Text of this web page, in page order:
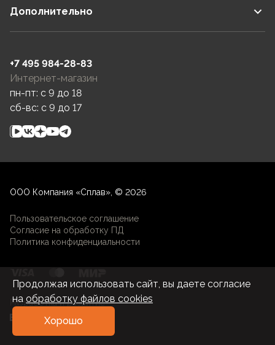
Дополнительно
+7 495 984-28-83
Интернет-магазин
пн-пт: c 9 до 18
сб-вс: c 9 до 17
ООО Компания «Сплав», © 2026
Пользовательское соглашение
Согласие на обработку ПД
Политика конфиденциальности
Разработка и развитие
Продолжая использовать сайт, вы даете согласие
на обработку файлов cookies
Хорошо